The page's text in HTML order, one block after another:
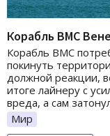
Корабль ВМС
Корабль ВМС
покинуть
должной реакции,
итоге лайнеру с
вреда, а сам
Мир